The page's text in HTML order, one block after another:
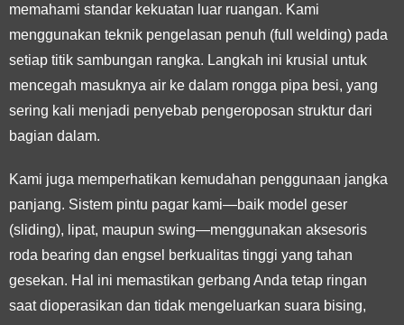
memahami standar kekuatan luar ruangan. Kami
menggunakan teknik pengelasan penuh (full welding) pada
setiap titik sambungan rangka. Langkah ini krusial untuk
mencegah masuknya air ke dalam rongga pipa besi, yang
sering kali menjadi penyebab pengeroposan struktur dari
bagian dalam.
Kami juga memperhatikan kemudahan penggunaan jangka
panjang. Sistem pintu pagar kami—baik model geser
(sliding), lipat, maupun swing—menggunakan aksesoris
roda bearing dan engsel berkualitas tinggi yang tahan
gesekan. Hal ini memastikan gerbang Anda tetap ringan
saat dioperasikan dan tidak mengeluarkan suara bising,